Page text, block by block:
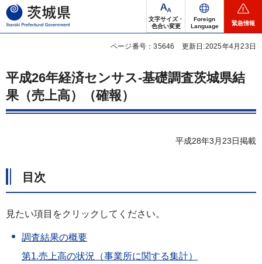
茨城県
文字サイズ・
色合い変更
Foreign
Language
緊急情報
ページ番号：35646 更新日:2025年4月23日
平成26年経済センサス-基礎調査茨城県結
果（売上高）（確報）
平成28年3月23日掲載
目次
見たい項目をクリックしてください。
調査結果の概要
第1.売上高の状況（事業所に関する集計）